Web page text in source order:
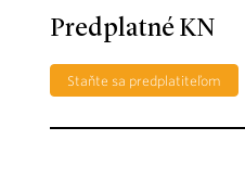
Predplatné KN
Staňte sa predplatiteľom